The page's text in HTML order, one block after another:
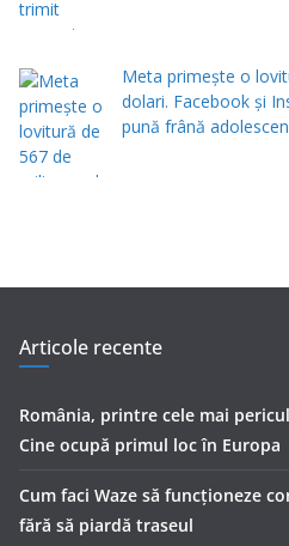
Meta primește o
dolari. Facebook și
pună frână
Articole recente
România, printre cele mai
Cine ocupă primul loc în Europa
Cum faci Waze să funcționeze
fără să piardă traseul